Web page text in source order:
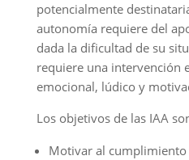
potencialmente
autonomía requiere del
dada la dificultad de su
requiere una intervención
emocional, lúdico y
Los objetivos de las IAA
Motivar al